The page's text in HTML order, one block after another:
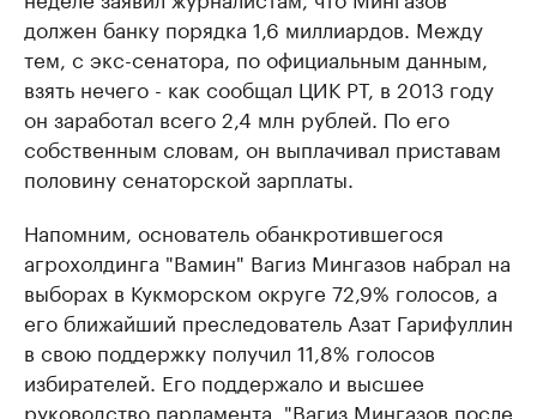
должен банку порядка 1,6 миллиардов. Между
тем, с экс-сенатора, по официальным данным,
взять нечего - как сообщал ЦИК РТ, в 2013 году
он заработал всего 2,4 млн рублей. По его
собственным словам, он выплачивал приставам
половину сенаторской зарплаты.
Напомним, основатель обанкротившегося
агрохолдинга "Вамин" Вагиз Мингазов набрал на
выборах в Кукморском округе 72,9% голосов, а
его ближайший преследователь Азат Гарифуллин
в свою поддержку получил 11,8% голосов
избирателей. Его поддержало и высшее
руководство парламента. "Вагиз Мингазов после